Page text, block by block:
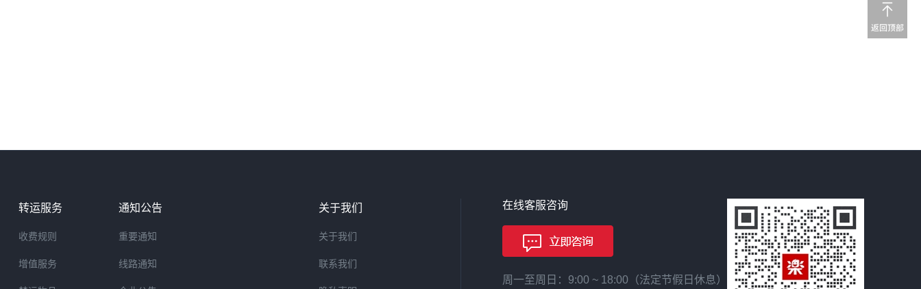
转运服务
收费规则
增值服务
通知公告
重要通知
线路通知
关于我们
关于我们
联系我们
在线客服咨询
周一至周日：9:00 ~ 18:00（法定节假日休息）